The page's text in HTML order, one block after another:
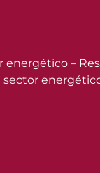
energético –